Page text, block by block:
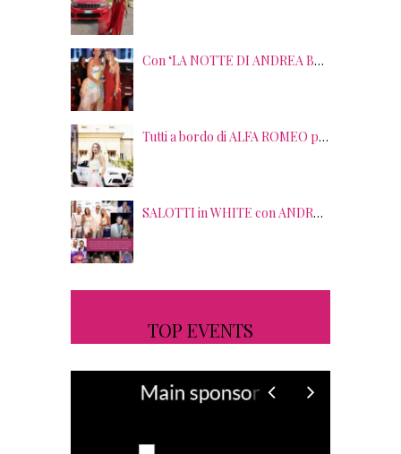
Con ‘LA NOTTE DI ANDREA BOCELLI’ l’ARENA si accende di musica e solidarietà! I SALOTTI DEL GUSTO conquistano tutti; tra gli ospiti, RICHARD GERE
Tutti a bordo di ALFA ROMEO per la seconda edizione di STRADE STELLATE con le gourmet experience SALOTTI DEL GUSTO
SALOTTI in WHITE con ANDREA BOCELLI! Tra gli ospiti NICOLAS CAGE, RAOUL BOVA, SHARON STONE e RANJA DI GIORDANIA
TOP EVENTS